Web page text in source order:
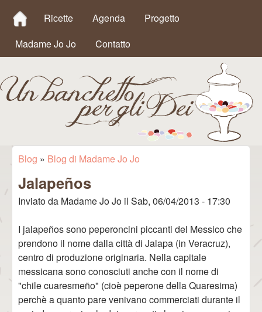
MAIN MENU
Ricette Agenda
Progetto
Madame Jo Jo
Contatto
Un
Banchetto
per gli Dei
Tu sei qui
Blog » Blog di Madame Jo Jo
Jalapeños
Inviato da Madame Jo Jo il Sab, 06/04/2013 - 17:30
I jalapeños sono peperoncini piccanti del Messico che
prendono il nome dalla città di Jalapa (in Veracruz),
centro di produzione originaria. Nella capitale
messicana sono conosciuti anche con il nome di
"chile cuaresmeño" (cioè peperone della Quaresima)
perchè a quanto pare venivano commerciati durante il